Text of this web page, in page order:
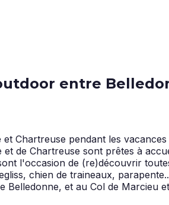
entre
de Chartreuse sont prêtes à
l'occasion de (re)découvrir
chien de traineaux,
et au Col de Marcieu